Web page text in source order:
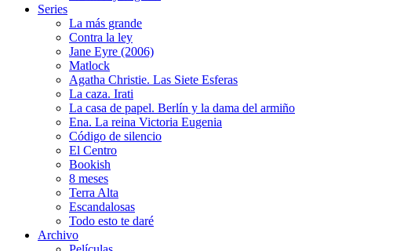
Series
La más grande
Contra la ley
Jane Eyre (2006)
Matlock
Agatha Christie. Las Siete Esferas
La caza. Irati
La casa de papel. Berlín y la dama del armiño
Ena. La reina Victoria Eugenia
Código de silencio
El Centro
Bookish
8 meses
Terra Alta
Escandalosas
Todo esto te daré
Archivo